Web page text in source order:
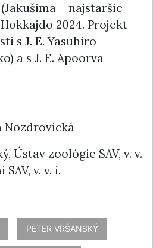
– najstaršie
2024. Projekt
s J. E. Yasuhiro
a s J. E. Apoorva
Nozdrovická
Ústav zoológie SAV, v. v.
v. v. i.
PETER VRŠANSKÝ